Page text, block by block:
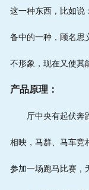
这一种东西，比如说
备中的一种，顾名思
不形象，现在又使其
产品原理：
厅中央有起伏奔跑
相映，马群、马车竞
参加一场跑马比赛，